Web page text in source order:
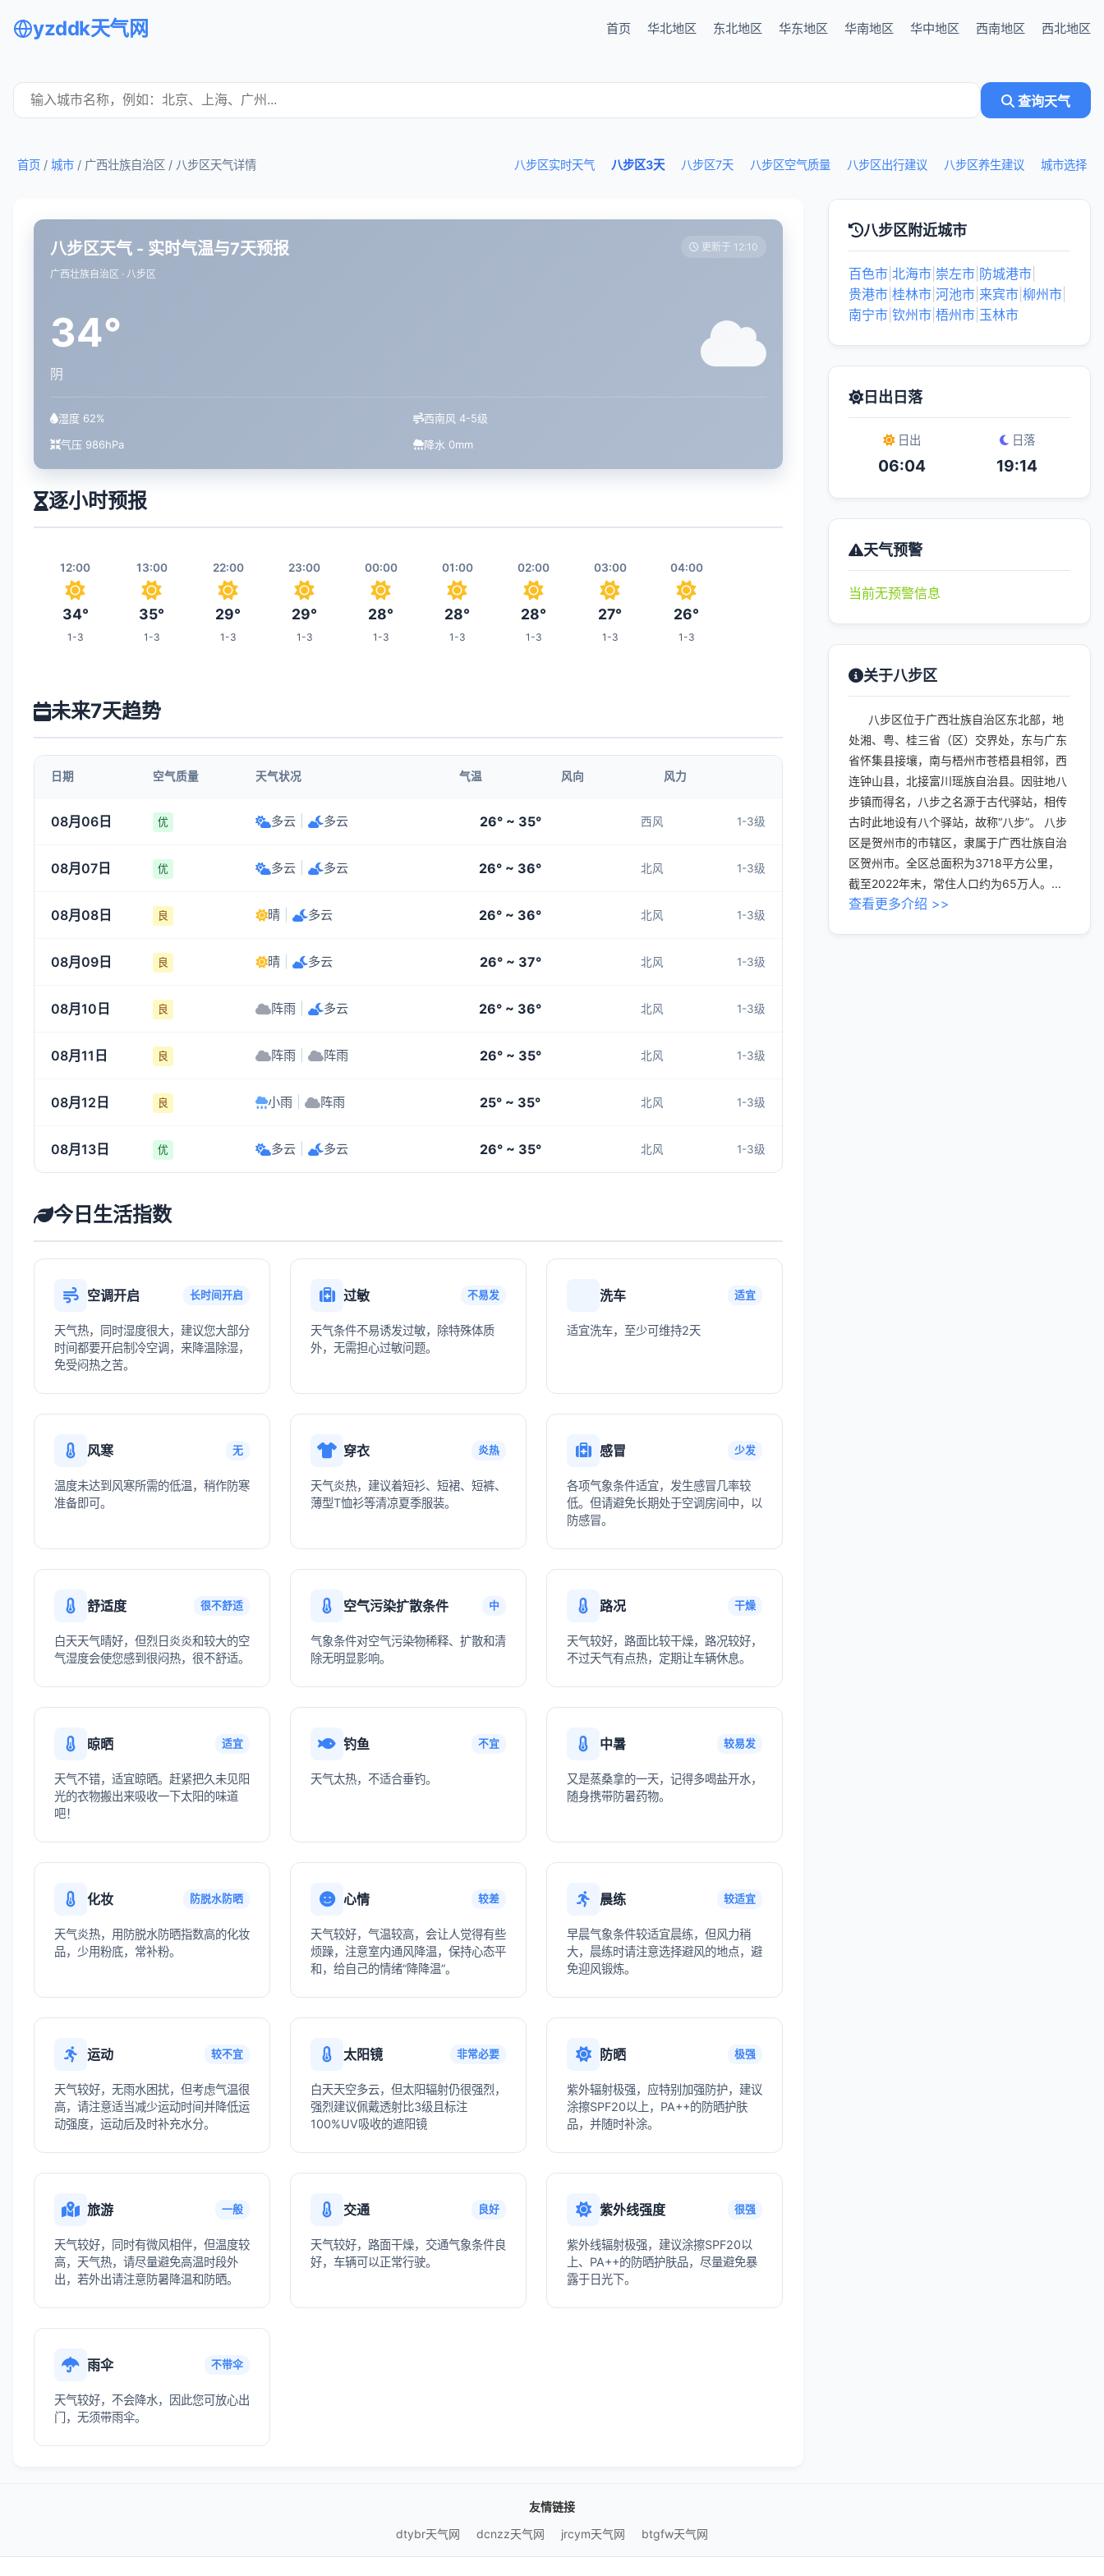
yzddk天气网 首页 华北地区 东北地区 华东地区 华南地区 华中地区 西南地区 西北地区
查询天气
八步区实时天气 八步区3天 八步区7天 八步区空气质量 八步区出行建议 八步区养生建议 城市选择
首页 / 城市 / 广西壮族自治区 / 八步区天气详情
八步区天气 - 实时气温与7天预报
广西壮族自治区 · 八步区
更新于 12:10
34°
阴
湿度 62%
西南风 4-5级
气压 986hPa
降水 0mm
逐小时预报
12:00
34°
1-3
13:00
35°
1-3
22:00
29°
1-3
23:00
29°
1-3
00:00
28°
1-3
01:00
28°
1-3
02:00
28°
1-3
03:00
27°
1-3
04:00
26°
1-3
1-3 1-3 1-3 1-3 1-3 1-3 1-3 1-3 1-3
1-3 1-3 1-3
未来7天趋势
日期 空气质量 天气状况 气温 风向 风力
08月06日 优 多云 多云 26° ~ 35° 西风 1-3级
08月07日 优 多云 多云 26° ~ 36° 北风 1-3级
08月08日 良 晴 多云 26° ~ 36° 北风 1-3级
08月09日 良 晴 多云 26° ~ 37° 北风 1-3级
08月10日 良 阵雨 多云 26° ~ 36° 北风 1-3级
08月11日 良 阵雨 阵雨 26° ~ 35° 北风 1-3级
08月12日 良 小雨 阵雨 25° ~ 35° 北风 1-3级
08月13日 优 多云 多云 26° ~ 35° 北风 1-3级
今日生活指数
空调开启 长时间开启
天气热，同时湿度很大，建议您大部分
时间都要开启制冷空调，来降温除湿，
免受闷热之苦。
过敏 不易发
天气条件不易诱发过敏，除特殊体质
外，无需担心过敏问题。
洗车 适宜
适宜洗车，至少可维持2天
风寒 无
温度未达到风寒所需的低温，稍作防寒
准备即可。
穿衣 炎热
天气炎热，建议着短衫、短裙、短裤、
薄型T恤衫等清凉夏季服装。
感冒 少发
各项气象条件适宜，发生感冒几率较
低。但请避免长期处于空调房间中，以
防感冒。
舒适度 很不舒适
白天天气晴好，但烈日炎炎和较大的空
气湿度会使您感到很闷热，很不舒适。
空气污染扩散条件 中
气象条件对空气污染物稀释、扩散和清
除无明显影响。
路况 干燥
天气较好，路面比较干燥，路况较好，
不过天气有点热，定期让车辆休息。
晾晒 适宜
天气不错，适宜晾晒。赶紧把久未见阳
光的衣物搬出来吸收一下太阳的味道
吧！
钓鱼 不宜
天气太热，不适合垂钓。
中暑 较易发
又是蒸桑拿的一天，记得多喝盐开水，
随身携带防暑药物。
化妆 防脱水防晒
天气炎热，用防脱水防晒指数高的化妆
品，少用粉底，常补粉。
心情 较差
天气较好，气温较高，会让人觉得有些
烦躁，注意室内通风降温，保持心态平
和，给自己的情绪“降降温”。
晨练 较适宜
早晨气象条件较适宜晨练，但风力稍
大，晨练时请注意选择避风的地点，避
免迎风锻炼。
运动 较不宜
天气较好，无雨水困扰，但考虑气温很
高，请注意适当减少运动时间并降低运
动强度，运动后及时补充水分。
太阳镜 非常必要
白天天空多云，但太阳辐射仍很强烈，
强烈建议佩戴透射比3级且标注
100%UV吸收的遮阳镜
防晒 极强
紫外辐射极强，应特别加强防护，建议
涂擦SPF20以上，PA++的防晒护肤
品，并随时补涂。
旅游 一般
天气较好，同时有微风相伴，但温度较
高，天气热，请尽量避免高温时段外
出，若外出请注意防暑降温和防晒。
交通 良好
天气较好，路面干燥，交通气象条件良
好，车辆可以正常行驶。
紫外线强度 很强
紫外线辐射极强，建议涂擦SPF20以
上、PA++的防晒护肤品，尽量避免暴
露于日光下。
雨伞 不带伞
天气较好，不会降水，因此您可放心出
门，无须带雨伞。
八步区附近城市
百色市 北海市 崇左市 防城港市
贵港市 桂林市 河池市 来宾市 柳州市
南宁市 钦州市 梧州市 玉林市
日出日落
日出
06:04
日落
19:14
天气预警
当前无预警信息
关于八步区
八步区位于广西壮族自治区东北部，地
处湘、粤、桂三省（区）交界处，东与广东
省怀集县接壤，南与梧州市苍梧县相邻，西
连钟山县，北接富川瑶族自治县。因驻地八
步镇而得名，八步之名源于古代驿站，相传
古时此地设有八个驿站，故称“八步”。 八步
区是贺州市的市辖区，隶属于广西壮族自治
区贺州市。全区总面积为3718平方公里，
截至2022年末，常住人口约为65万人。...
查看更多介绍 >>
友情链接
dtybr天气网
dcnzz天气网 jrcym天气网 btgfw天气网